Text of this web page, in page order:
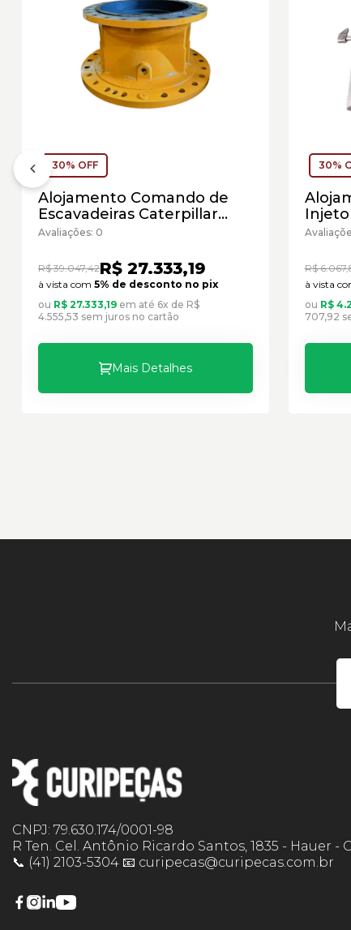
30% OFF
Alojamento Comando de
Escavadeiras Caterpillar
Cód:3789535 - Seminovo
Avaliações: 0
R$ 39.047,42R$ 27.333,19
à vista com 5% de desconto no pix
ou R$ 27.333,19 em até 6x de R$
4.555,53 sem juros no cartão
Mais Detalhes
30%
R$
à vista
ou R$
707,92
CNPJ: 79.630.174/0001-98
R Ten. Cel. Antônio Ricardo Santos, 1835 - Hauer -
📞 (41) 2103-5304 📧 curipecas@curipecas.com.br